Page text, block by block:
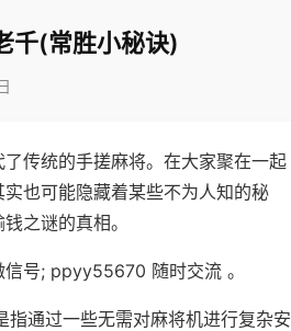
千(常胜小秘诀)
传统的手搓麻将。在大家聚在一起
也可能隐藏着某些不为人知的秘
之谜的真相。
号; ppyy55670 随时交流 。
通过一些无需对麻将机进行复杂安